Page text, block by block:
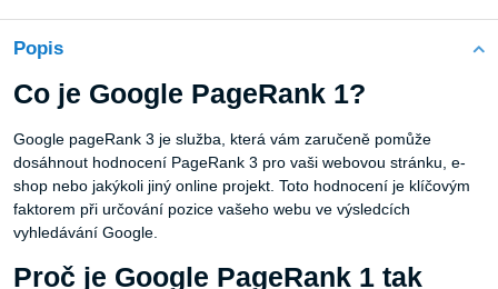
Popis
Co je Google PageRank 1?
Google pageRank 3 je služba, která vám zaručeně pomůže
dosáhnout hodnocení PageRank 3 pro vaši webovou stránku, e-
shop nebo jakýkoli jiný online projekt. Toto hodnocení je klíčovým
faktorem při určování pozice vašeho webu ve výsledcích
vyhledávání Google.
Proč je Google PageRank 1 tak